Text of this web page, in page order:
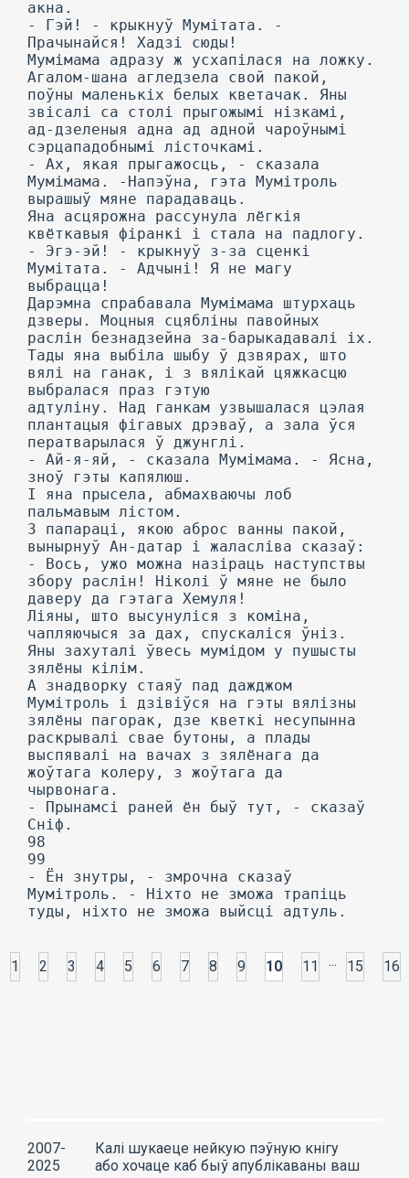
акна.
- Гэй! - крыкнуў Мумітата. -
Прачынайся! Хадзі сюды!
Мумімама адразу ж усхапілася на ложку.
Агалом-шана агледзела свой пакой,
поўны маленькіх белых кветачак. Яны
звісалі са столі прыгожымі нізкамі,
ад-дзеленыя адна ад адной чароўнымі
сэрцападобнымі лісточкамі.
- Ах, якая прыгажосць, - сказала
Мумімама. -Напэўна, гэта Мумітроль
вырашыў мяне парадаваць.
Яна асцярожна рассунула лёгкія
квёткавыя фіранкі і стала на падлогу.
- Эгэ-эй! - крыкнуў з-за сценкі
Мумітата. - Адчыні! Я не магу
выбрацца!
Дарэмна спрабавала Мумімама штурхаць
дзверы. Моцныя сцябліны павойных
раслін безнадзейна за-барыкадавалі іх.
Тады яна выбіла шыбу ў дзвярах, што
вялі на ганак, і з вялікай цяжкасцю
выбралася праз гэтую
адтуліну. Над ганкам узвышалася цэлая
плантацыя фігавых дрэваў, а зала ўся
ператварылася ў джунглі.
- Ай-я-яй, - сказала Мумімама. - Ясна,
зноў гэты капялюш.
I яна прысела, абмахваючы лоб
пальмавым лістом.
3 папараці, якою аброс ванны пакой,
вынырнуў Ан-датар і жаласліва сказаў:
- Вось, ужо можна назіраць наступствы
збору раслін! Ніколі ў мяне не было
даверу да гэтага Хемуля!
Ліяны, што высунуліся з коміна,
чапляючыся за дах, спускаліся ўніз.
Яны захуталі ўвесь мумідом у пушысты
зялёны кілім.
А знадворку стаяў пад дажджом
Мумітроль і дзівіўся на гэты вялізны
зялёны пагорак, дзе кветкі несупынна
раскрывалі свае бутоны, а плады
выспявалі на вачах з зялёнага да
жоўтага колеру, з жоўтага да
чырвонага.
- Прынамсі раней ён быў тут, - сказаў
Сніф.
98
99
- Ён знутры, - змрочна сказаў
Мумітроль. - Ніхто не зможа трапіць
туды, ніхто не зможа выйсці адтуль.
1 2 3 4 5 6 7 8 9 10 11 ... 15 16
2007-
2025
Калі шукаеце нейкую пэўную кнігу
або хочаце каб быў апублікаваны ваш